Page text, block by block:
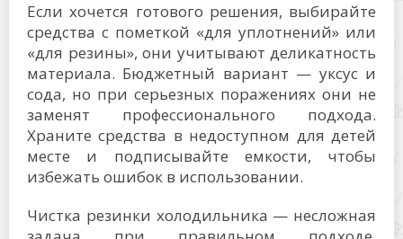
Если хочется готового решения, выбирайте
средства с пометкой «для уплотнений» или
«для резины», они учитывают деликатность
материала. Бюджетный вариант — уксус и
сода, но при серьезных поражениях они не
заменят профессионального подхода.
Храните средства в недоступном для детей
месте и подписывайте емкости, чтобы
избежать ошибок в использовании.
Чистка резинки холодильника — несложная